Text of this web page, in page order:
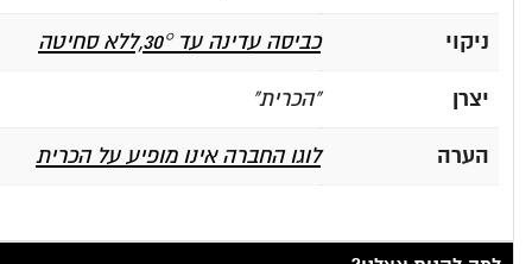
ניקוי כביסה עדינה עד 30°,ללא סחיטה
יצרן "הכרית"
הערה לוגו החברה אינו מופיע על הכרית